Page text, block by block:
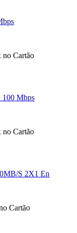
no Cartão
100 Mbps
no Cartão
S 2X1 En
Cartão